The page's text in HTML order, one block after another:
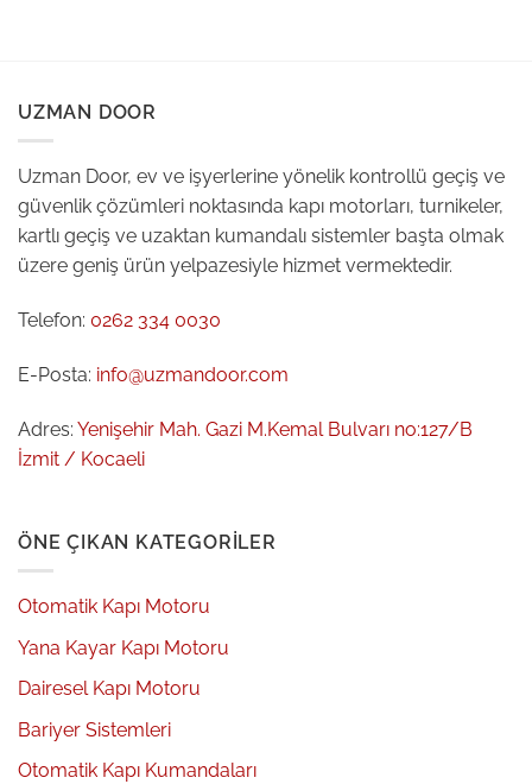
UZMAN DOOR
Uzman Door, ev ve işyerlerine yönelik kontrollü geçiş ve
güvenlik çözümleri noktasında kapı motorları, turnikeler,
kartlı geçiş ve uzaktan kumandalı sistemler başta olmak
üzere geniş ürün yelpazesiyle hizmet vermektedir.
Telefon: 0262 334 0030
E-Posta: info@uzmandoor.com
Adres: Yenişehir Mah. Gazi M.Kemal Bulvarı no:127/B
İzmit / Kocaeli
ÖNE ÇIKAN KATEGORILER
Otomatik Kapı Motoru
Yana Kayar Kapı Motoru
Dairesel Kapı Motoru
Bariyer Sistemleri
Otomatik Kapı Kumandaları